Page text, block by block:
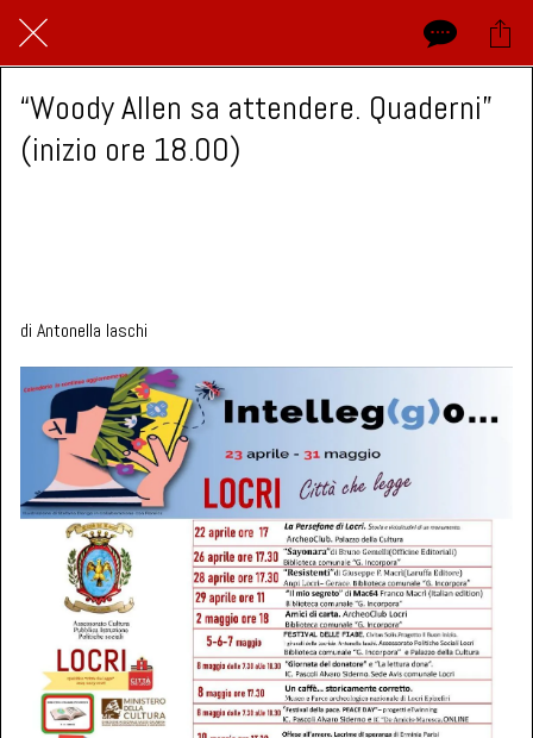
“Woody Allen sa attendere. Quaderni”
(inizio ore 18.00)
di Antonella Iaschi